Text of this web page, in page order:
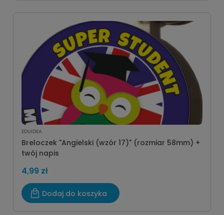
EDUIDEA
Breloczek "Angielski (wzór 17)" (rozmiar 58mm) +
twój napis
4,99 zł
Dodaj do koszyka